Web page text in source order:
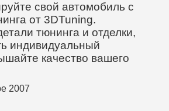
свой автомобиль с
от 3DTuning.
тюнинга и отделки,
индивидуальный
качество вашего